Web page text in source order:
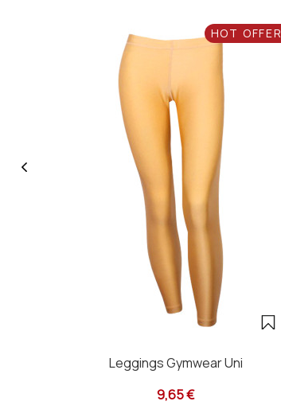
HOT OFFER
Leggings Gymwear Uni
9,65 €